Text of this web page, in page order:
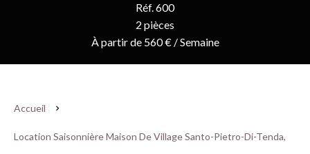
Réf. 600
2 pièces
À partir de 560 € / Semaine
Accueil
Location Saisonnière Maison De Village Santo-Pietro-Di-Tenda,